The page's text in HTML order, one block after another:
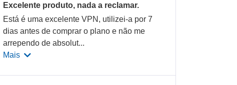
Excelente produto, nada a reclamar.
Está é uma excelente VPN, utilizei-a por 7
dias antes de comprar o plano e não me
arrependo de absolut...
Mais